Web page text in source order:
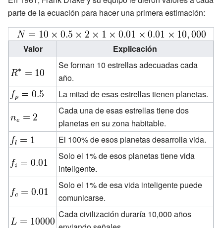
parte de la ecuación para hacer una primera estimación:
Valor
Explicación
Se forman 10 estrellas adecuadas cada
año.
La mitad de esas estrellas tienen planetas.
Cada una de esas estrellas tiene dos
planetas en su zona habitable.
El 100% de esos planetas desarrolla vida.
Solo el 1% de esos planetas tiene vida
inteligente.
Solo el 1% de esa vida inteligente puede
comunicarse.
Cada civilización duraría 10,000 años